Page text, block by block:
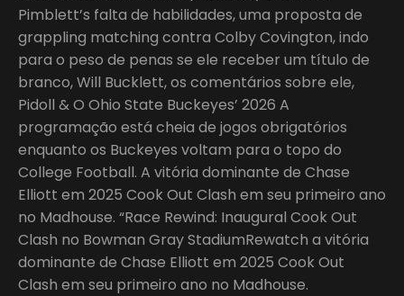
Pimblett’s falta de habilidades, uma proposta de
grappling matching contra Colby Covington, indo
para o peso de penas se ele receber um título de
branco, Will Bucklett, os comentários sobre ele,
Pidoll & O Ohio State Buckeyes’ 2026 A
programação está cheia de jogos obrigatórios
enquanto os Buckeyes voltam para o topo do
College Football. A vitória dominante de Chase
Elliott em 2025 Cook Out Clash em seu primeiro ano
no Madhouse. “Race Rewind: Inaugural Cook Out
Clash no Bowman Gray StadiumRewatch a vitória
dominante de Chase Elliott em 2025 Cook Out
Clash em seu primeiro ano no Madhouse.